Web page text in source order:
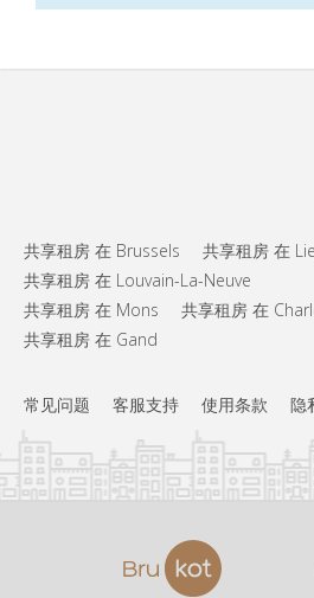
共享租房 在 Brussels 共享租房 在
共享租房 在 Louvain-La-Neuve
共享租房 在 Mons
共享租房 在
共享租房 在 Gand
常见问题 客服支持 使用条款 隐